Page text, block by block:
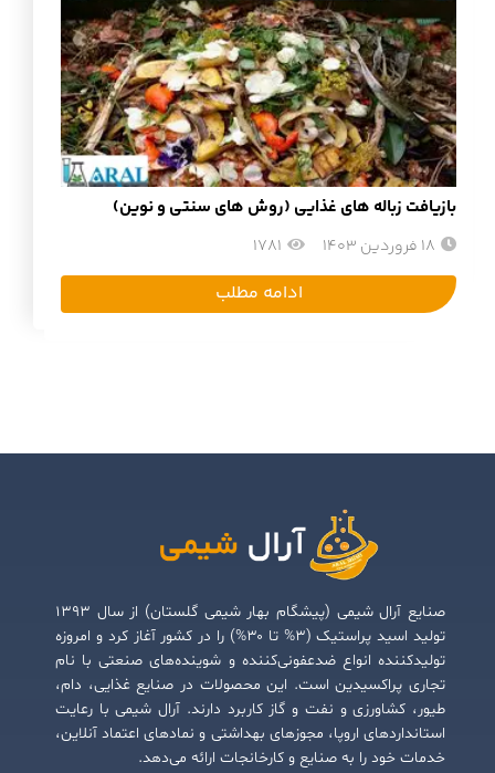
بازیافت زباله های غذایی (روش های سنتی و نوین)
18 فروردین 1403 1781
ادامه مطلب
صنایع آرال شیمی (پیشگام بهار شیمی گلستان) از سال ۱۳۹۳
تولید اسید پراستیک (۳% تا ۳۰%) را در کشور آغاز کرد و امروزه
تولیدکننده انواع ضدعفونی‌کننده و شوینده‌های صنعتی با نام
تجاری پراکسیدین است. این محصولات در صنایع غذایی، دام،
طیور، کشاورزی و نفت و گاز کاربرد دارند. آرال شیمی با رعایت
استانداردهای اروپا، مجوزهای بهداشتی و نمادهای اعتماد آنلاین،
خدمات خود را به صنایع و کارخانجات ارائه می‌دهد.